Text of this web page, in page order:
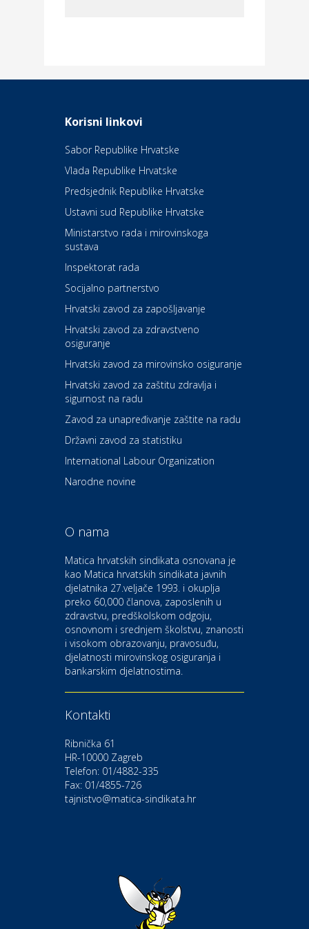
Daruvarske toplice – ljekovita
Kultura i edukacija
Kazalište Kerempuh
Kultura i edukacija
Kazalište ZKM
Auto-moto i tehnika
Zdravlje i osiguranje
Povoljnosti
Dental Sudar
Dom i dizajn
Euro-vrt – kosilice, motorne
Odmor
Bistrica
Auto-moto i tehnika
CIAK Auto d.o.o.
Kultura i edukacija
Kazalište Gavella
Moda i ljepota
Gastro
Hotel Bunčić Vrbovec
Izletište i vinotočje VINIA
Korisni linkovi
Sabor Republike Hrvatske
Vlada Republike Hrvatske
Predsjednik Republike Hrvatske
Ustavni sud Republike Hrvatske
Ministarstvo rada i mirovinskoga
sustava
Inspektorat rada
Socijalno partnerstvo
Hrvatski zavod za zapošljavanje
Hrvatski zavod za zdravstveno
osiguranje
Hrvatski zavod za mirovinsko osiguranje
Hrvatski zavod za zaštitu zdravlja i
sigurnost na radu
Zavod za unapređivanje zaštite na radu
Državni zavod za statistiku
International Labour Organization
Narodne novine
O nama
Matica hrvatskih sindikata osnovana je
kao Matica hrvatskih sindikata javnih
djelatnika 27.veljače 1993. i okuplja
preko 60,000 članova, zaposlenih u
zdravstvu, predškolskom odgoju,
osnovnom i srednjem školstvu, znanosti
i visokom obrazovanju, pravosuđu,
djelatnosti mirovinskog osiguranja i
bankarskim djelatnostima.
Kontakti
Ribnička 61
HR-10000 Zagreb
Telefon: 01/4882-335
Fax: 01/4855-726
tajnistvo@matica-sindikata.hr